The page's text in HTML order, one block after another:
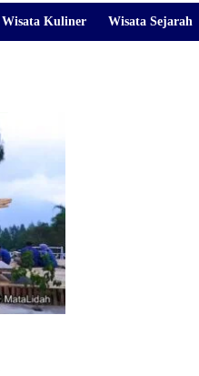
Wisata Kuliner Wisata Sejarah